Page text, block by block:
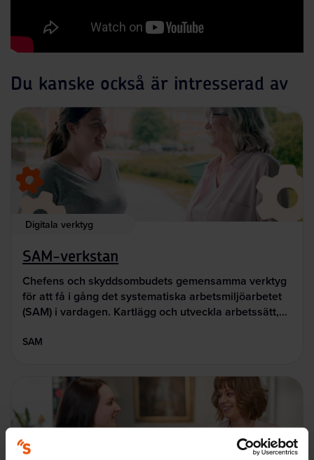
Du kanske också är intresserad av
Digitala verktyg
SAM-verkstan
Chefens och skyddsombudets gemensamma verktyg
för att få i gång det systematiska arbetsmiljöarbetet
(SAM) i vardagen. Kartlägg och utveckla arbetssätt,…
SAM